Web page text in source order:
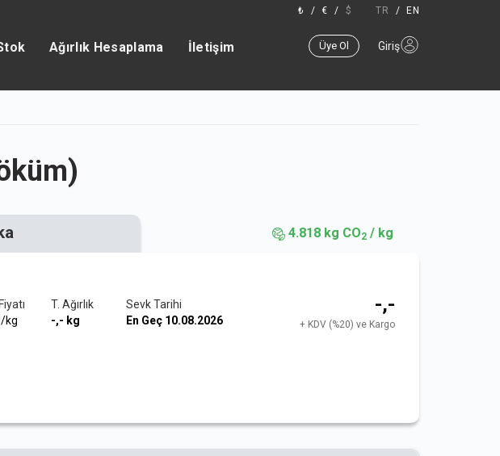
₺ / € / $ TR / EN
Ağırlık Hesaplama İletişim Üye Ol Giriş
kg
T. Ağırlık
-,- kg
Sevk Tarihi
En Geç 10.08.2026
-,-
+ KDV (%20) ve Kargo
4.818 kg CO2 / kg